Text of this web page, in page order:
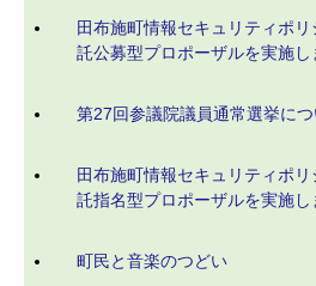
田布施町情報セキュリティポ
託公募型プロポーザルを実施し
第27回参議院議員通常選挙につ
田布施町情報セキュリティポ
託指名型プロポーザルを実施し
町民と音楽のつどい